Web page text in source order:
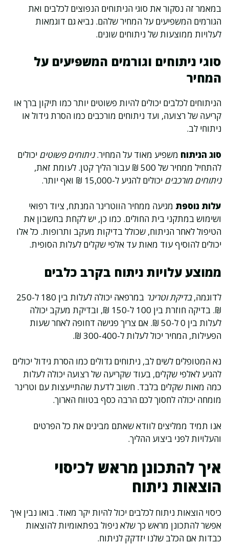
במאמר זה נסקור את סוגי הניתוחים הנפוצים לכלבים ואת
הגורמים המשפיעים על המחיר שלהם. נביא גם דוגמאות
לעלויות ממוצעות של ניתוחים שונים.
סוגי ניתוחים וגורמים המשפיעים על
המחיר
הניתוחים לכלבים יכולים להיות פשוטים יותר כמו תיקון ברך או
קריעה של רצועה, ועד ניתוחים מורכבים כמו הסרת גידול או
ניתוחי לב.
סוג הניתוח משפיע מאוד על המחיר.ניתוחים פשוטים יכולים
להתחיל ממחיר של 500 ₪ עבור הליך קטן. לעומת זאת,
ניתוחים מורכבים יכולים להגיע ל-15,000 ₪ ואף יותר.
עלות נוספת מגיעה ממחיר הווטרינר המנתח, ציוד רפואי
ושימוש במתקני בית החולים. כמו כן, יש לקחת בחשבון את
הטיפול לאחר הניתוח, שכולל בדיקות מעקב ותרופות. כל אלו
יכולים להוסיף עוד מאות עד אלפי שקלים לעלות הסופית.
ממוצע עלויות ניתוח בקרב כלבים
לדוגמה,בדיקת וטרינר
במרפאה יכולה לעלות בין 180 ל-250
₪. בדיקה חוזרת בין 100 ל-150 ₪, ובדיקת מעקב יכולה
לעלות בין 0 ל-50 ₪. אם צריך פגישה דחופה לאחר שעות
הפעילות, המחיר יכול לעלות ל-300-400 ₪.
נא המטופלים לשים לב, ניתוחים גדולים כמו הסרת גידול יכולים
להגיע לאלפי שקלים, בעוד שקריעה של רצועה יכולה לעלות
כמה מאות שקלים בלבד. חשוב לדעת שהתייעצות עם וטרינר
מומחה יכולה לחסוך לכם הרבה כסף בטווח הארוך.
אנו תמיד ממליצים לוודא שאתם מבינים את כל הפרטים
והעלויות לפני ביצוע ההליך.
איך להתכונן מראש לכיסוי
הוצאות ניתוח
כיסוי הוצאות ניתוח לכלבים יכול להיות יקר מאוד. בואו נבין איך
אפשר להתכונן מראש כך שלא ניפול בפתאומיות להוצאות
כבדות אם הכלב שלנו יזדקק לניתוח.